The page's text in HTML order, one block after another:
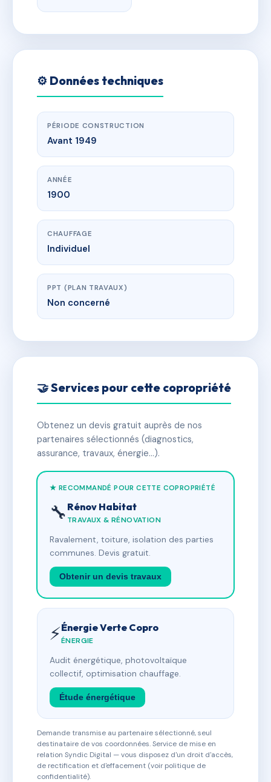
⚙️ Données techniques
PÉRIODE CONSTRUCTION
Avant 1949
ANNÉE
1900
CHAUFFAGE
Individuel
PPT (PLAN TRAVAUX)
Non concerné
🤝 Services pour cette copropriété
Obtenez un devis gratuit auprès de nos
partenaires sélectionnés (diagnostics,
assurance, travaux, énergie…).
★ RECOMMANDÉ POUR CETTE COPROPRIÉTÉ
🔧 Rénov Habitat
TRAVAUX & RÉNOVATION
Ravalement, toiture, isolation des parties
communes. Devis gratuit.
Obtenir un devis travaux
⚡Énergie Verte Copro
ÉNERGIE
Audit énergétique, photovoltaïque
collectif, optimisation chauffage.
Étude énergétique
Demande transmise au partenaire sélectionné, seul
destinataire de vos coordonnées. Service de mise en
relation Syndic Digital — vous disposez d'un droit d'accès,
de rectification et d'effacement (voir politique de
confidentialité).